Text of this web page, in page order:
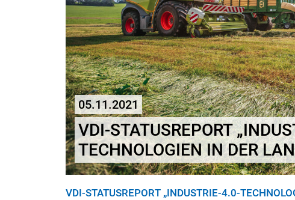
05.11.2021
VDI-STATUSREPORT
TECHNOLOGIEN IN DER
VDI-STATUSREPORT „INDUSTRIE-4.0-